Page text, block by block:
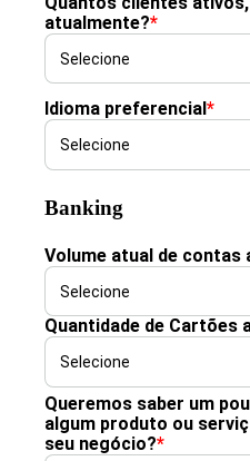
atualmente?*
Idioma preferencial *
Banking
Volume atual de contas
Quantidade de Cartões
Queremos saber um
algum produto ou
seu negócio?*